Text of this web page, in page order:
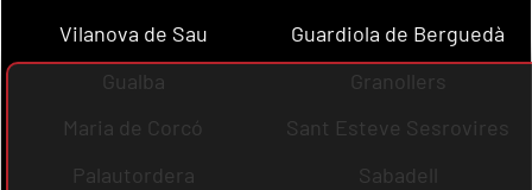
Vilanova de Sau
Guardiola de Berguedà
Gualba
Granollers
Maria de Corcó
Sant Esteve Sesrovires
Palautordera
Sabadell